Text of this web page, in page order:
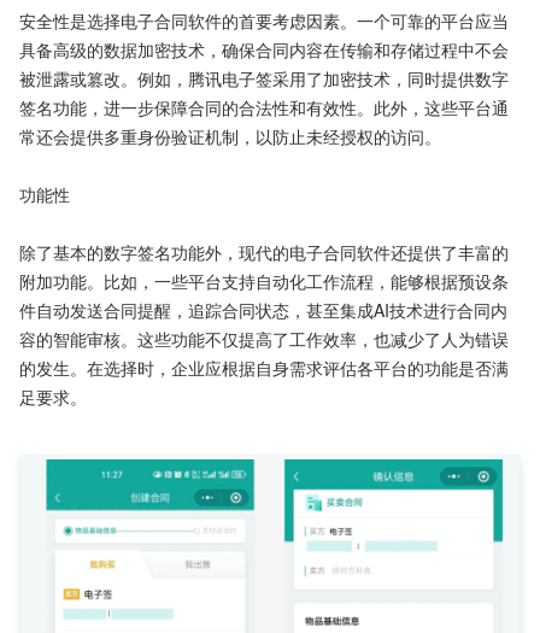
安全性是选择电子合同软件的首要考虑因素。一个可靠的平台应当
具备高级的数据加密技术，确保合同内容在传输和存储过程中不会
被泄露或篡改。例如，腾讯电子签采用了加密技术，同时提供数字
签名功能，进一步保障合同的合法性和有效性。此外，这些平台通
常还会提供多重身份验证机制，以防止未经授权的访问。
功能性
除了基本的数字签名功能外，现代的电子合同软件还提供了丰富的
附加功能。比如，一些平台支持自动化工作流程，能够根据预设条
件自动发送合同提醒，追踪合同状态，甚至集成AI技术进行合同内
容的智能审核。这些功能不仅提高了工作效率，也减少了人为错误
的发生。在选择时，企业应根据自身需求评估各平台的功能是否满
足要求。